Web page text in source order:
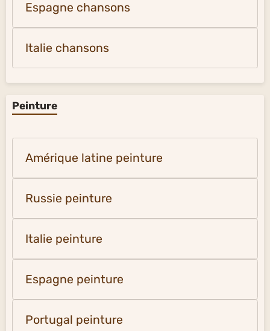
Espagne chansons
Italie chansons
Peinture
Amérique latine peinture
Russie peinture
Italie peinture
Espagne peinture
Portugal peinture